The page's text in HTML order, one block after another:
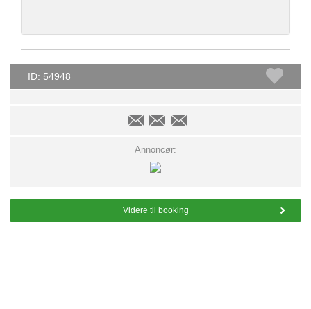
ID: 54948
Annoncør:
Videre til booking